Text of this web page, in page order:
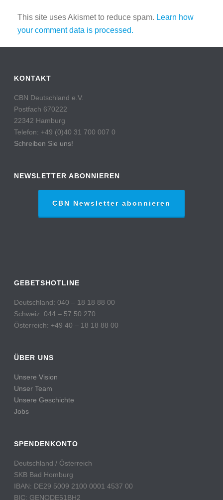
This site uses Akismet to reduce spam. Learn how
your comment data is processed.
KONTAKT
CBN Deutschland e.V.
Postfach 670222
22342 Hamburg
Telefon: +49 (0)40 31 700 007 0
Schreiben Sie uns!
NEWSLETTER ABONNIEREN
CBN Newsletter abonnieren
GEBETSHOTLINE
Deutschland: 040 – 18 18 88 00
Schweiz: 044 – 57 50 270
Österreich: +49 40 – 18 18 88 00
ÜBER UNS
Unsere Vision
Unser Team
Unsere Geschichte
Jobs
SPENDENKONTO
Deutschland / Österreich
SKB Bad Homburg
IBAN: DE29 5009 2100 0001 4537 00
BIC: GENODE51BH2